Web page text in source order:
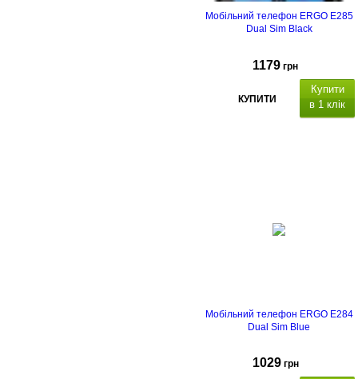
Мобільний телефон ERGO E285
Dual Sim Black
1179 грн
КУПИТИ
Купити
в 1 клік
Мобільний телефон ERGO E284
Dual Sim Blue
1029 грн